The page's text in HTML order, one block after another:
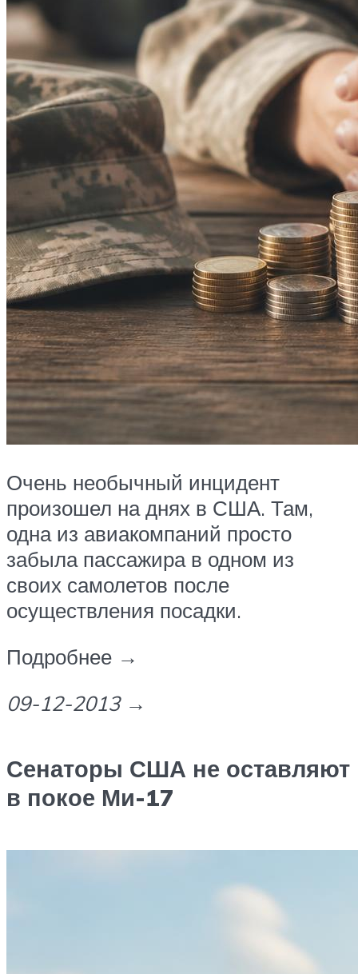
Очень необычный инцидент
произошел на днях в США. Там,
одна из авиакомпаний просто
забыла пассажира в одном из
своих самолетов после
осуществления посадки.
Подробнее →
09-12-2013→
Сенаторы США не оставляют
в покое Ми-17